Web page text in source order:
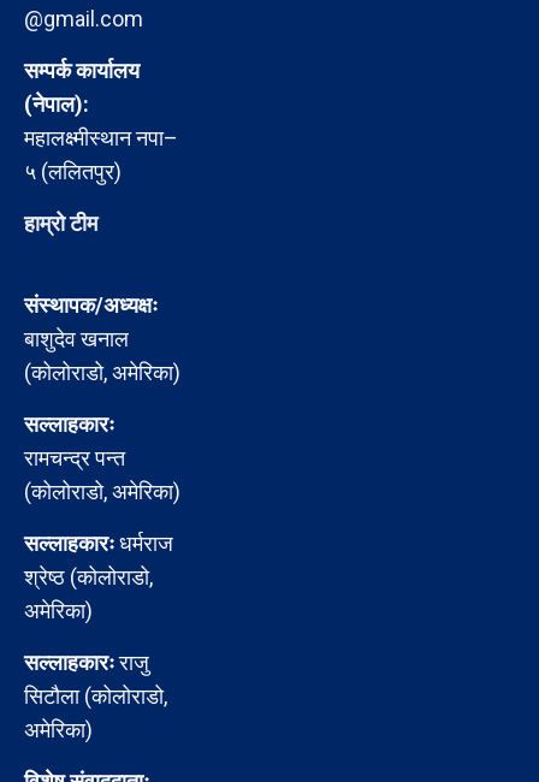
@gmail.com
सम्पर्क कार्यालय
(नेपाल):
महालक्ष्मीस्थान नपा–
५ (ललितपुर)
हाम्रो टीम
संस्थापक/अध्यक्षः
बाशुदेव खनाल
(कोलोराडो, अमेरिका)
सल्लाहकारः
रामचन्द्र पन्त
(कोलोराडो, अमेरिका)
सल्लाहकारःधर्मराज
श्रेष्ठ (कोलोराडो,
अमेरिका)
सल्लाहकारःराजु
सिटौला (कोलोराडो,
अमेरिका)